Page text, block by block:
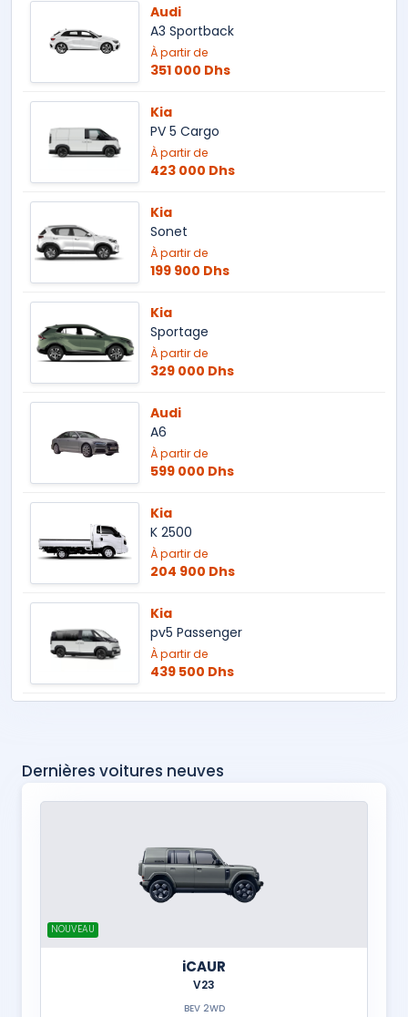
Audi
A3 Sportback
À partir de
351 000 Dhs
Kia
PV 5 Cargo
À partir de
423 000 Dhs
Kia
Sonet
À partir de
199 900 Dhs
Kia
Sportage
À partir de
329 000 Dhs
Audi
A6
À partir de
599 000 Dhs
Kia
K 2500
À partir de
204 900 Dhs
Kia
pv5 Passenger
À partir de
439 500 Dhs
Dernières voitures neuves
NOUVEAU
iCAUR
V23
BEV 2WD